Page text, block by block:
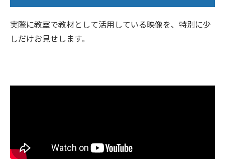
実際に教室で教材として活用している映像を、特別に少
しだけお見せします。